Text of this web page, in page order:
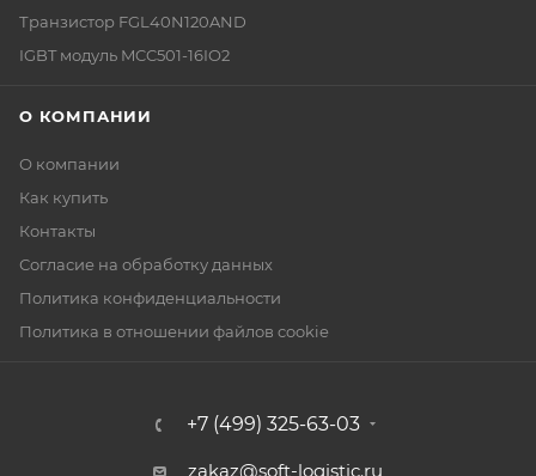
Транзистор FGL40N120AND
IGBT модуль MCC501-16IO2
О КОМПАНИИ
О компании
Как купить
Контакты
Согласие на обработку данных
Политика конфиденциальности
Политика в отношении файлов cookie
+7 (499) 325-63-03
zakaz@soft-logistic.ru